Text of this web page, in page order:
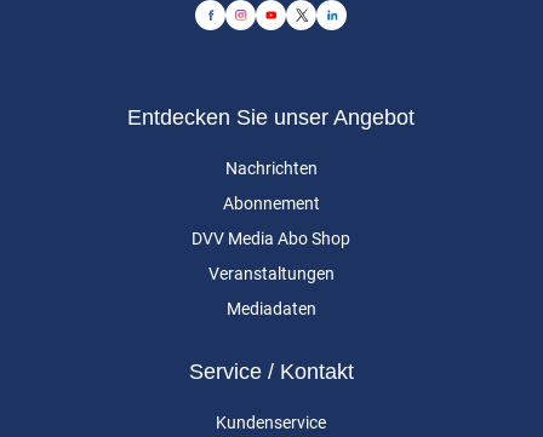
Entdecken Sie unser Angebot
Nachrichten
Abonnement
DVV Media Abo Shop
Veranstaltungen
Mediadaten
Service / Kontakt
Kundenservice